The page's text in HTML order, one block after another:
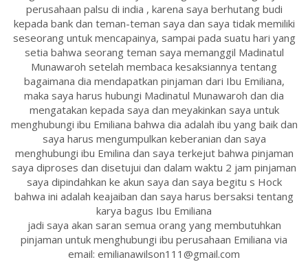
perusahaan palsu di india , karena saya berhutang budi
kepada bank dan teman-teman saya dan saya tidak memiliki
seseorang untuk mencapainya, sampai pada suatu hari yang
setia bahwa seorang teman saya memanggil Madinatul
Munawaroh setelah membaca kesaksiannya tentang
bagaimana dia mendapatkan pinjaman dari Ibu Emiliana,
maka saya harus hubungi Madinatul Munawaroh dan dia
mengatakan kepada saya dan meyakinkan saya untuk
menghubungi ibu Emiliana bahwa dia adalah ibu yang baik dan
saya harus mengumpulkan keberanian dan saya
menghubungi ibu Emilina dan saya terkejut bahwa pinjaman
saya diproses dan disetujui dan dalam waktu 2 jam pinjaman
saya dipindahkan ke akun saya dan saya begitu s Hock
bahwa ini adalah keajaiban dan saya harus bersaksi tentang
karya bagus Ibu Emiliana
jadi saya akan saran semua orang yang membutuhkan
pinjaman untuk menghubungi ibu perusahaan Emiliana via
email: emilianawilson111@gmail.com